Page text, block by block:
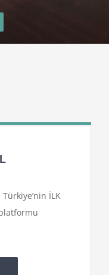
Türkiye’nin İLK